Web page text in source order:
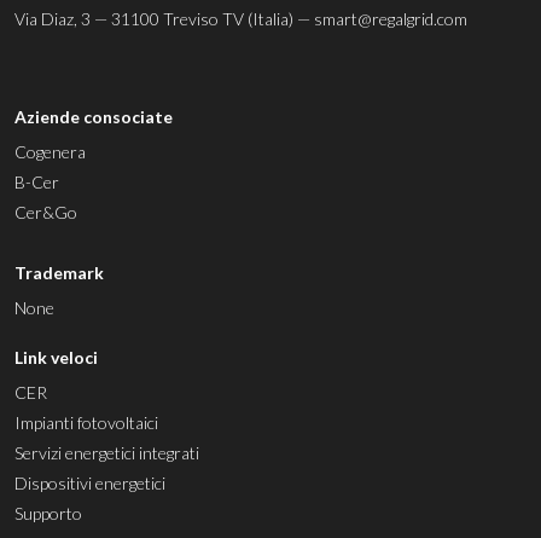
Via Diaz, 3 — 31100 Treviso TV (Italia) — smart@regalgrid.com
Aziende consociate
Cogenera
B-Cer
Cer&Go
Trademark
None
Link veloci
CER
Impianti fotovoltaici
Servizi energetici integrati
Dispositivi energetici
Supporto